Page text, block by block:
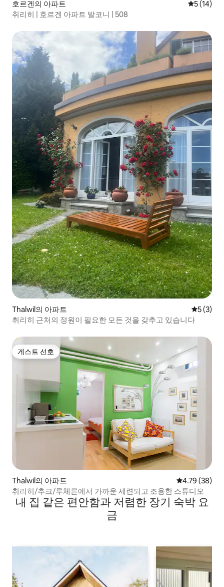
호르겐의 아파트 평점 5점
5 (14)
취리히 | 호르겐 아파트 발코니 | 508
Thalwil의 아파트 평점 5점
5 (3)
취리히 근처의 정원이 필요한 모든 것을 갖추고 있습니다
게스트 선호
게스트 선호
Thalwil의 아파트 평점 4.79점(5
4.79 (38)
취리히/추크/루체른에서 가까운 세련되고 조용한 스튜디오
내 집 같은 편안함과 저렴한 장기 숙박 요
금